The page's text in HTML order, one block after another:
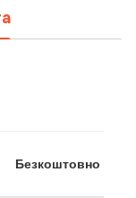
Безкоштовно